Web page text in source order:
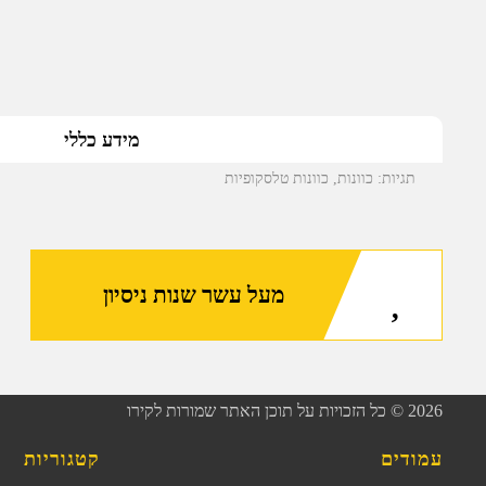
מידע כללי
תגיות: כוונות כוונות טלסקופיות
מעל עשר שנות ניסיון
2026 © כל הזכויות על תוכן האתר שמורות לקירו
עמודים קטגוריות